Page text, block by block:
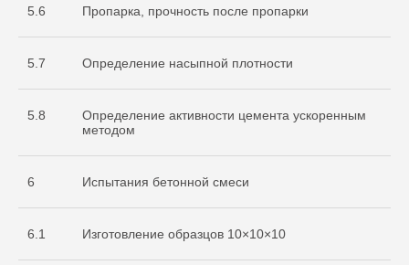
5.6 Пропарка, прочность после пропарки
5.7 Определение насыпной плотности
5.8
Определение активности цемента ускоренным
методом
6 Испытания бетонной смеси
6.1 Изготовление образцов 10×10×10